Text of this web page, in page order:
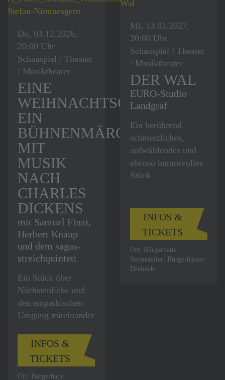
Do, 03.12.2026,
20:00 Uhr
Schauspiel / Theater
/ Musiktheater
EINE
WEIHNACHTSGESCHICHTE.
EIN
BÜHNENMÄRCHEN
MIT
MUSIK
NACH
CHARLES
DICKENS
mit Samuel Finzi,
Herbert Knaup
und dem sagas-
streichquintett
Ein Stück über
Nächstenliebe und
den empathischen
Umgang miteinander
INFOS &
TICKETS
Ort: Bürgerhaus
Mi, 13.01.2027,
20:00 Uhr
Schauspiel / Theater
/ Musiktheater
DER WAL
EURO-Studio
Landgraf
Ein berührend
schmerzliches,
aufwühlendes und
ebenso humorvolles
Stück
INFOS &
TICKETS
Ort: Bürgerhaus
Veranstalter: Bürgerhäuser
Dreieich